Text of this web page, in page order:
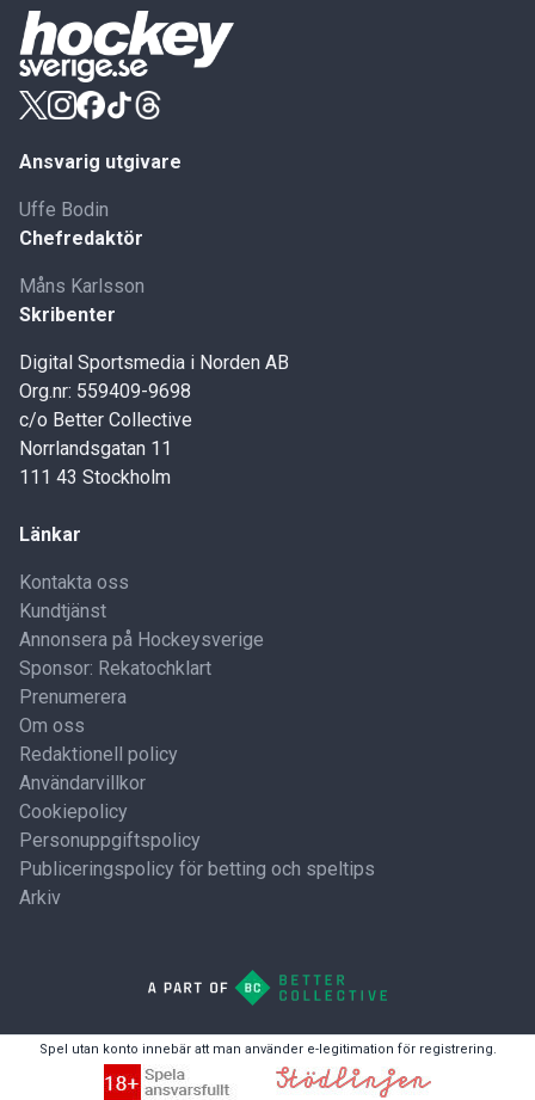
Ansvarig utgivare
Uffe Bodin
Chefredaktör
Måns Karlsson
Skribenter
Digital Sportsmedia i Norden AB
Org.nr: 559409-9698
c/o Better Collective
Norrlandsgatan 11
111 43 Stockholm
Länkar
Kontakta oss
Kundtjänst
Annonsera på Hockeysverige
Sponsor: Rekatochklart
Prenumerera
Om oss
Redaktionell policy
Användarvillkor
Cookiepolicy
Personuppgiftspolicy
Publiceringspolicy för betting och speltips
Arkiv
Spel utan konto innebär att man använder e-legitimation för registrering.